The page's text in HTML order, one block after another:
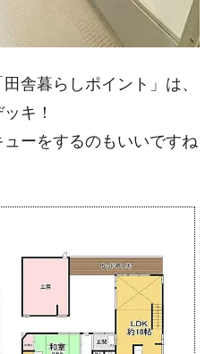
舎暮らしポイント」は、
キ！
ーをするのもいいですね